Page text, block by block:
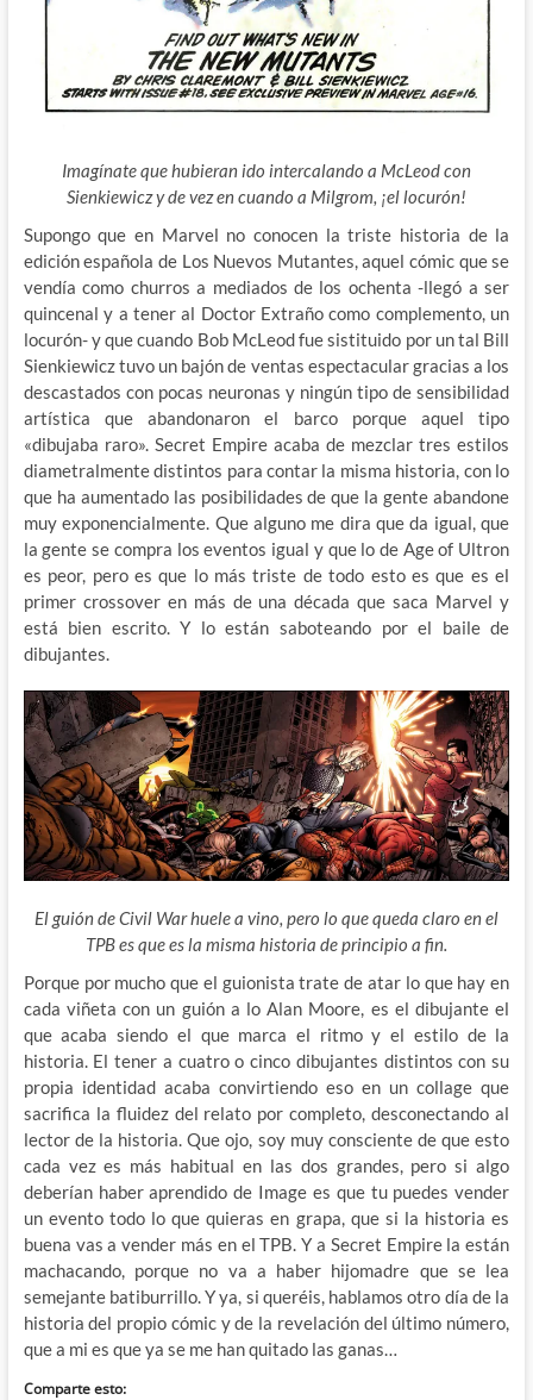
Imagínate que hubieran ido intercalando a McLeod con
Sienkiewicz y de vez en cuando a Milgrom, ¡el locurón!
Supongo que en Marvel no conocen la triste historia de la
edición española de Los Nuevos Mutantes, aquel cómic que se
vendía como churros a mediados de los ochenta -llegó a ser
quincenal y a tener al Doctor Extraño como complemento, un
locurón- y que cuando Bob McLeod fue sistituido por un tal Bill
Sienkiewicz tuvo un bajón de ventas espectacular gracias a los
descastados con pocas neuronas y ningún tipo de sensibilidad
artística que abandonaron el barco porque aquel tipo
«dibujaba raro». Secret Empire acaba de mezclar tres estilos
diametralmente distintos para contar la misma historia, con lo
que ha aumentado las posibilidades de que la gente abandone
muy exponencialmente. Que alguno me dira que da igual, que
la gente se compra los eventos igual y que lo de Age of Ultron
es peor, pero es que lo más triste de todo esto es que es el
primer crossover en más de una década que saca Marvel y
está bien escrito. Y lo están saboteando por el baile de
dibujantes.
El guión de Civil War huele a vino, pero lo que queda claro en el
TPB es que es la misma historia de principio a fin.
Porque por mucho que el guionista trate de atar lo que hay en
cada viñeta con un guión a lo Alan Moore, es el dibujante el
que acaba siendo el que marca el ritmo y el estilo de la
historia. El tener a cuatro o cinco dibujantes distintos con su
propia identidad acaba convirtiendo eso en un collage que
sacrifica la fluidez del relato por completo, desconectando al
lector de la historia. Que ojo, soy muy consciente de que esto
cada vez es más habitual en las dos grandes, pero si algo
deberían haber aprendido de Image es que tu puedes vender
un evento todo lo que quieras en grapa, que si la historia es
buena vas a vender más en el TPB. Y a Secret Empire la están
machacando, porque no va a haber hijomadre que se lea
semejante batiburrillo. Y ya, si queréis, hablamos otro día de la
historia del propio cómic y de la revelación del último número,
que a mi es que ya se me han quitado las ganas…
Comparte esto: